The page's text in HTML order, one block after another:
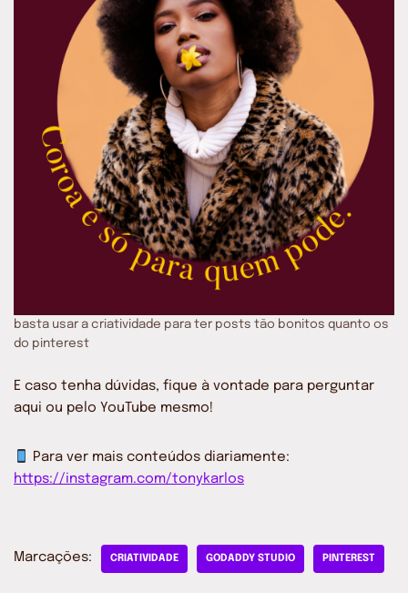
basta usar a criatividade para ter posts tão bonitos quanto os
do pinterest
E caso tenha dúvidas, fique à vontade para perguntar
aqui ou pelo YouTube mesmo!
Para ver mais conteúdos diariamente:
https://instagram.com/tonykarlos
Marcações: CRIATIVIDADE GODADDY STUDIO PINTEREST